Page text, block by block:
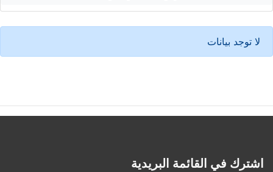
لا توجد بيانات
اشترك في القائمة البريدية